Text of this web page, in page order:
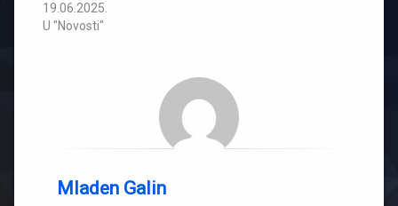
19.06.2025.
U "Novosti"
Mladen Galin